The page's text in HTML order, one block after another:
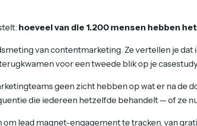
hoeveel van die 1.200 mensen hebben
van contentmarketing. Ze vertellen je
voor een tweede blik op je
geen zicht hebben op wat er na de
die iedereen hetzelfde behandelt — of ze
lead magnet-engagement te tracken, van